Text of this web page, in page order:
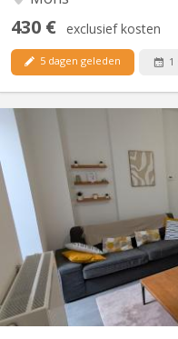
430 € exclusief kosten
5 dagen geleden 1
🏡 Maison entièrement
– Mons 🏡 📍 Rue
comprend : 🛏️ 4 chambres
à 430 €/mois + 60 € de
de charges 🛁 2